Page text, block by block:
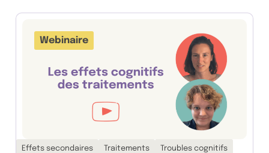
Webinaire
Thématiques associées :
Effets secondaires Traitements Troubles cognitifs